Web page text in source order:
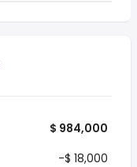
$ 984,000
-$ 18,000